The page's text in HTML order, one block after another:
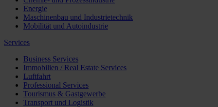
Energie
Maschinenbau und Industrietechnik
Mobilität und Autoindustrie
Services
Business Services
Immobilien / Real Estate Services
Luftfahrt
Professional Services
Tourismus & Gastgewerbe
Transport und Logistik